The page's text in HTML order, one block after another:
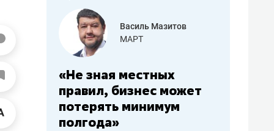
работа
Василь Мазитов
МАРТ
«Не зная местных
правил, бизнес может
потерять минимум
полгода»